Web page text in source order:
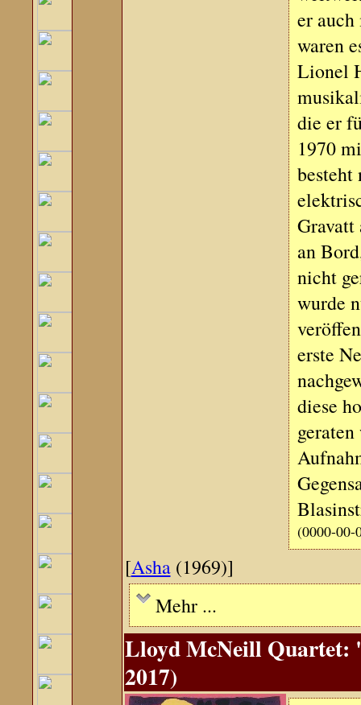
er
waren
Lionel
die er
1970
besteht
an
nicht
wurde
erste
diese
(0000-00-
[Asha(1969)]
Mehr ...
Lloyd McNeill Quartet:
2017)